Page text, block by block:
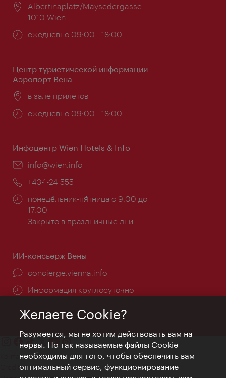
Расположение:
Albertinaplatz/Maysedergasse
1010 Wien
Часы
ежедневно 09:00 - 18:00
Центр туристической информации
Аэропорт Вена
Расположение:
в зале прилетов
Часы
ежедневно 09:00 - 18:00
Инфоцентр Wien Hotels & Info
Эл.
info@wien.info
Телефон:
+43-1-24 555
Часы
работы:
понеде́льник-пя́тница с 9:00 до
17:00
Закрыто в праздничные дни
ИИ-консьерж Вены
concierge.vienna.info
Информация круглосуточно
Контакт
Credits
Желаете Cookie?
Разумеется, мы не хотим действовать вам на
нервы. Но так называемые файлы Cookie
необходимы для того, чтобы обеспечить вам
оптимальный сервис, функционирование